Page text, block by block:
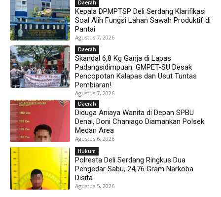
Daerah
Kepala DPMPTSP Deli Serdang Klarifikasi
Soal Alih Fungsi Lahan Sawah Produktif di
Pantai
Agustus 7, 2026
Daerah
Skandal 6,8 Kg Ganja di Lapas
Padangsidimpuan: GMPET-SU Desak
Pencopotan Kalapas dan Usut Tuntas
Pembiaran!
Agustus 7, 2026
Daerah
Diduga Aniaya Wanita di Depan SPBU
Denai, Doni Chaniago Diamankan Polsek
Medan Area
Agustus 6, 2026
Hukum
Polresta Deli Serdang Ringkus Dua
Pengedar Sabu, 24,76 Gram Narkoba
Disita
Agustus 5, 2026